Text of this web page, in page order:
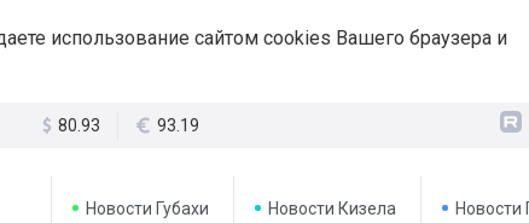
использование сайтом cookies Вашего браузера и
80.93 93.19
Новости Губахи Новости Кизела Новости